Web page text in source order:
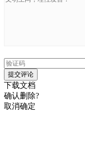
提交评论
下载文档
确认删除?
取消确定